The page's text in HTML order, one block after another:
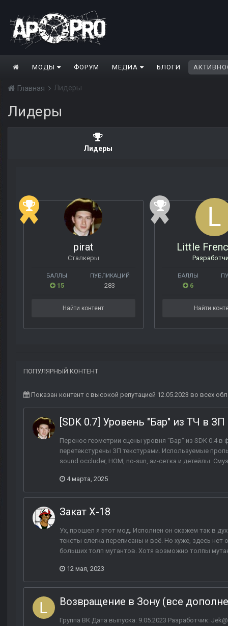
МОДЫ ФОРУМ МЕДИА БЛОГИ
Главная Лидеры
Лидеры
Лидеры
pirat
Сталкеры
БАЛЛЫ
15
ПУБЛИКАЦИЙ
283
Найти контент
Little
БАЛЛЫ
6
Найти
ПОПУЛЯРНЫЙ КОНТЕНТ
Показан контент с высокой репутацией 12.05.2023 во всех
[SDK 0.7] Уровень "Бар" из ТЧ в ЗП
Перенос геометрии сцены уровня "Бар" из SDK 0.4
перетекстурены ЗП текстурами. Используемые
sound occluder, HOM, no-sun, аи-сетка и детейлы.
4 марта, 2025
Закат X-18
Ух, прошел я этот мод. Исполнен он скажем так в
тексты слегка переписаны и всё. Но хуже, здесь
больших толп мутантов. Хотя возможно толпы
12 мая, 2023
Возвращение в Зону (все
Группа ВК Дата выпуска: 9.05.2023 Разработчик: